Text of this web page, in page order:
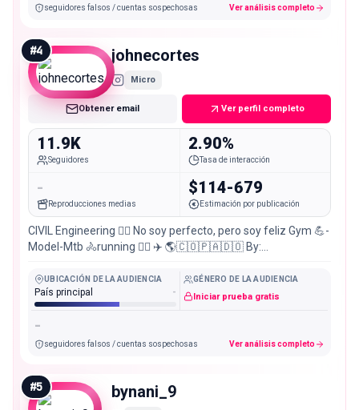
seguidores falsos / cuentas sospechosas Ver análisis completo
#4 johnecortes
Micro
Obtener email Ver perfil completo
11.9K
Seguidores
2.90%
Tasa de interacción
-
Reproducciones medias
$114-679
Estimación por publicación
CIVIL Engineering 👷‍♂️ No soy perfecto, pero soy feliz Gym 💪-
Model-Mtb 🚴running 🏃‍♂️ ✈️ 🌎🇨🇴🇵🇦🇩🇴 By:
UBICACIÓN DE LA AUDIENCIA
País principal -
GÉNERO DE LA AUDIENCIA
Iniciar prueba gratis
-
seguidores falsos / cuentas sospechosas Ver análisis completo
#5 bynani_9